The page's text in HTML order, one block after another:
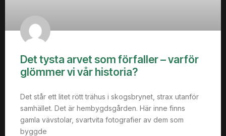
Det tysta arvet som förfaller – varför
glömmer vi vår historia?
Det står ett litet rött trähus i skogsbrynet, strax utanför
samhället. Det är hembygdsgården. Här inne finns
gamla vävstolar, svartvita fotografier av dem som
byggde